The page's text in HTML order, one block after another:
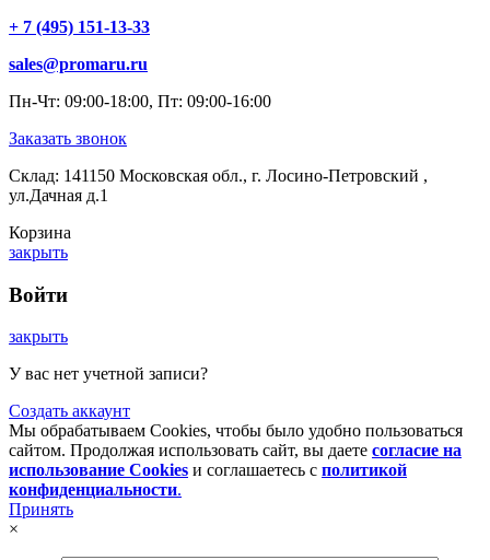
+ 7 (495) 151-13-33
sales@promaru.ru
Пн-Чт: 09:00-18:00, Пт: 09:00-16:00
Заказать звонок
Склад: 141150 Московская обл., г. Лосино-Петровский ,
ул.Дачная д.1
Корзина
закрыть
Войти
закрыть
У вас нет учетной записи?
Создать аккаунт
Мы обрабатываем Cookies, чтобы было удобно пользоваться
сайтом. Продолжая использовать сайт, вы даете согласие на
использование Cookies и соглашаетесь с политикой
конфиденциальности.
Принять
×